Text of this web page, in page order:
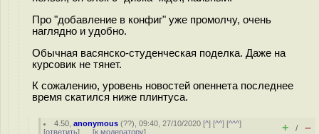
Про "добавление в конфиг" уже промолчу, очень
наглядно и удобно.
Обычная васянско-студенческая поделка. Даже на
курсовик не тянет.
К сожалению, уровень новостей опеннета последнее
время скатился ниже плинтуса.
4.50 ,anonymous (??), 09:40, 27/10/2020 [^] [^^] [^^^]
[ответить] [к модератору] + / –